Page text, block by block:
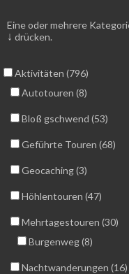
Eine oder mehrere
↓ drücken.
Aktivitäten (796)
Autotouren (8)
Bloß gschwend (53)
Geführte Touren (68)
Geocaching (3)
Höhlentouren (47)
Mehrtagestouren (30)
Burgenweg (8)
Nachtwanderungen (16)